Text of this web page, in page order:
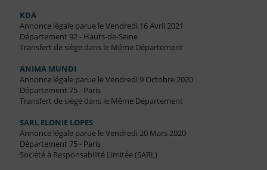
KDA
Annonce légale parue le Vendredi 16 Avril 2021
Département 92 - Hauts-de-Seine
Transfert de siège dans le Même Département
ANIMA MUNDI
Annonce légale parue le Vendredi 9 Octobre 2020
Département 75 - Paris
Transfert de siège dans le Même Département
SARL ELONIE LOPES
Annonce légale parue le Vendredi 20 Mars 2020
Département 75 - Paris
Société à Responsabilité Limitée (SARL)